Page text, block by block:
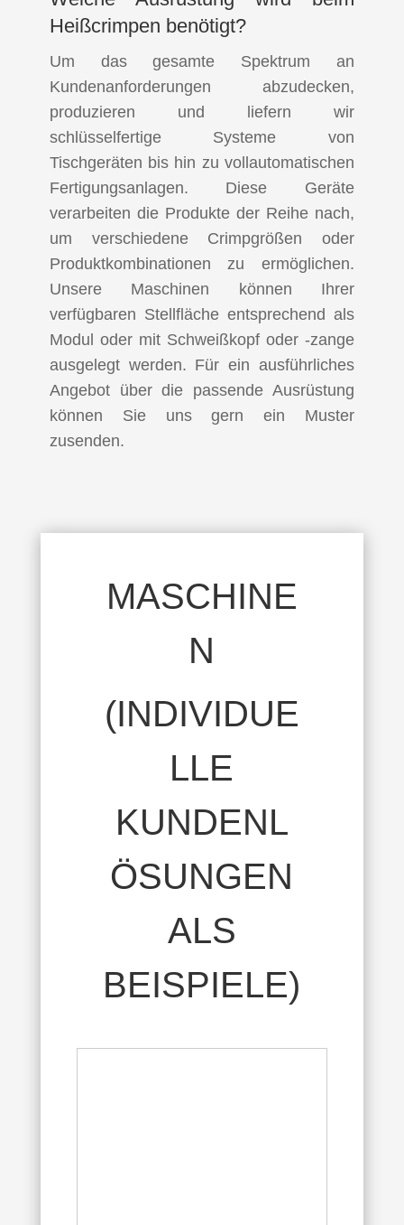
Heißcrimpen benötigt?
Um das gesamte Spektrum an
Kundenanforderungen abzudecken,
produzieren und liefern wir
schlüsselfertige Systeme von
Tischgeräten bis hin zu vollautomatischen
Fertigungsanlagen. Diese Geräte
verarbeiten die Produkte der Reihe nach,
um verschiedene Crimpgrößen oder
Produktkombinationen zu ermöglichen.
Unsere Maschinen können Ihrer
verfügbaren Stellfläche entsprechend als
Modul oder mit Schweißkopf oder -zange
ausgelegt werden. Für ein ausführliches
Angebot über die passende Ausrüstung
können Sie uns gern ein Muster
zusenden.
MASCHINE
N
(INDIVIDUE
LLE
KUNDENL
ÖSUNGEN
ALS
BEISPIELE)